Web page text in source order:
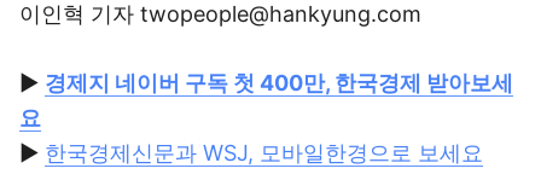
이인혁 기자 twopeople@hankyung.com
▶ 경제지 네이버 구독 첫 400만, 한국경제 받아보세
요
▶ 한국경제신문과 WSJ, 모바일한경으로 보세요